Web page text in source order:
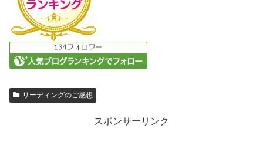
リーディングのご感想
スポンサーリンク